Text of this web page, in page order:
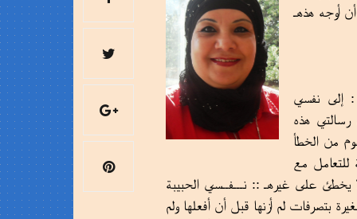
أوجه هذهـ
: إلى نفسي
هذه
من الخطأ
مع
على غيرهـ :: نـــفــسي الحبيبة
بتصرفات لم أزنها قبل أن أفعلها ولم